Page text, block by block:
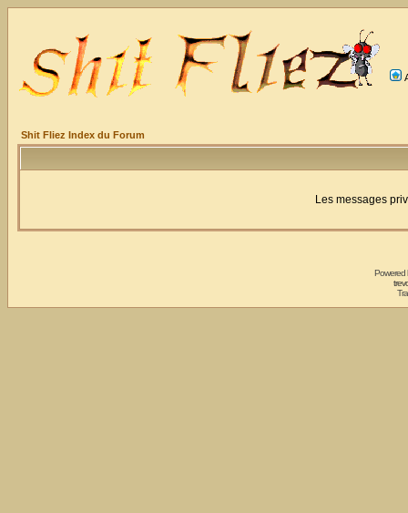
Shit Fliez Index du Forum
Les messages
Powered